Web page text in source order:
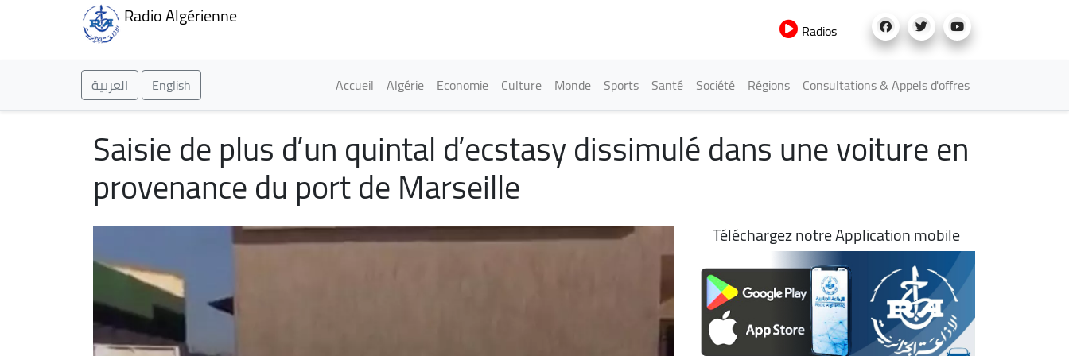
Radio Algérienne
Radios
العربية English Main navigation
Accueil Algérie Economie Culture Monde Sports Santé Société Régions Consultations & Appels d'offres
Saisie de plus d’un quintal d’ecstasy dissimulé dans une voiture en
provenance du port de Marseille
Téléchargez notre Application mobile